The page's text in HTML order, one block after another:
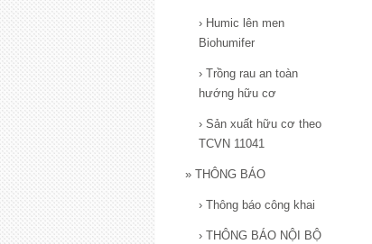
› Humic lên men
Biohumifer
› Trồng rau an toàn
hướng hữu cơ
› Sản xuất hữu cơ theo
TCVN 11041
» THÔNG BÁO
› Thông báo công khai
› THÔNG BÁO NỘI BỘ